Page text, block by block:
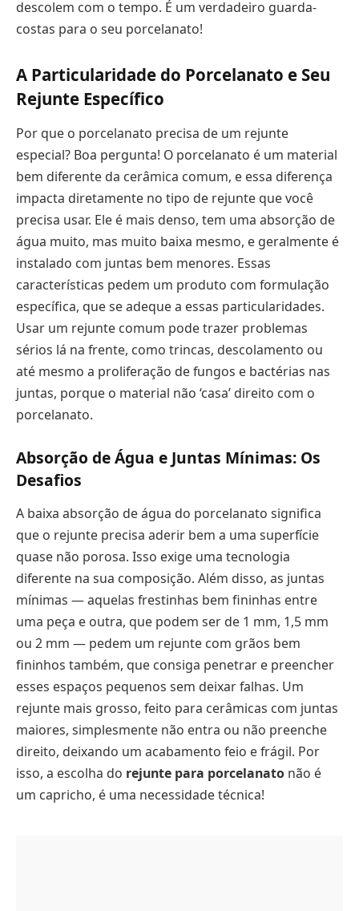
descolem com o tempo. É um verdadeiro guarda-
costas para o seu porcelanato!
A Particularidade do Porcelanato e Seu
Rejunte Específico
Por que o porcelanato precisa de um rejunte
especial? Boa pergunta! O porcelanato é um material
bem diferente da cerâmica comum, e essa diferença
impacta diretamente no tipo de rejunte que você
precisa usar. Ele é mais denso, tem uma absorção de
água muito, mas muito baixa mesmo, e geralmente é
instalado com juntas bem menores. Essas
características pedem um produto com formulação
específica, que se adeque a essas particularidades.
Usar um rejunte comum pode trazer problemas
sérios lá na frente, como trincas, descolamento ou
até mesmo a proliferação de fungos e bactérias nas
juntas, porque o material não ‘casa’ direito com o
porcelanato.
Absorção de Água e Juntas Mínimas: Os
Desafios
A baixa absorção de água do porcelanato significa
que o rejunte precisa aderir bem a uma superfície
quase não porosa. Isso exige uma tecnologia
diferente na sua composição. Além disso, as juntas
mínimas — aquelas frestinhas bem fininhas entre
uma peça e outra, que podem ser de 1 mm, 1,5 mm
ou 2 mm — pedem um rejunte com grãos bem
fininhos também, que consiga penetrar e preencher
esses espaços pequenos sem deixar falhas. Um
rejunte mais grosso, feito para cerâmicas com juntas
maiores, simplesmente não entra ou não preenche
direito, deixando um acabamento feio e frágil. Por
isso, a escolha do rejunte para porcelanato não é
um capricho, é uma necessidade técnica!